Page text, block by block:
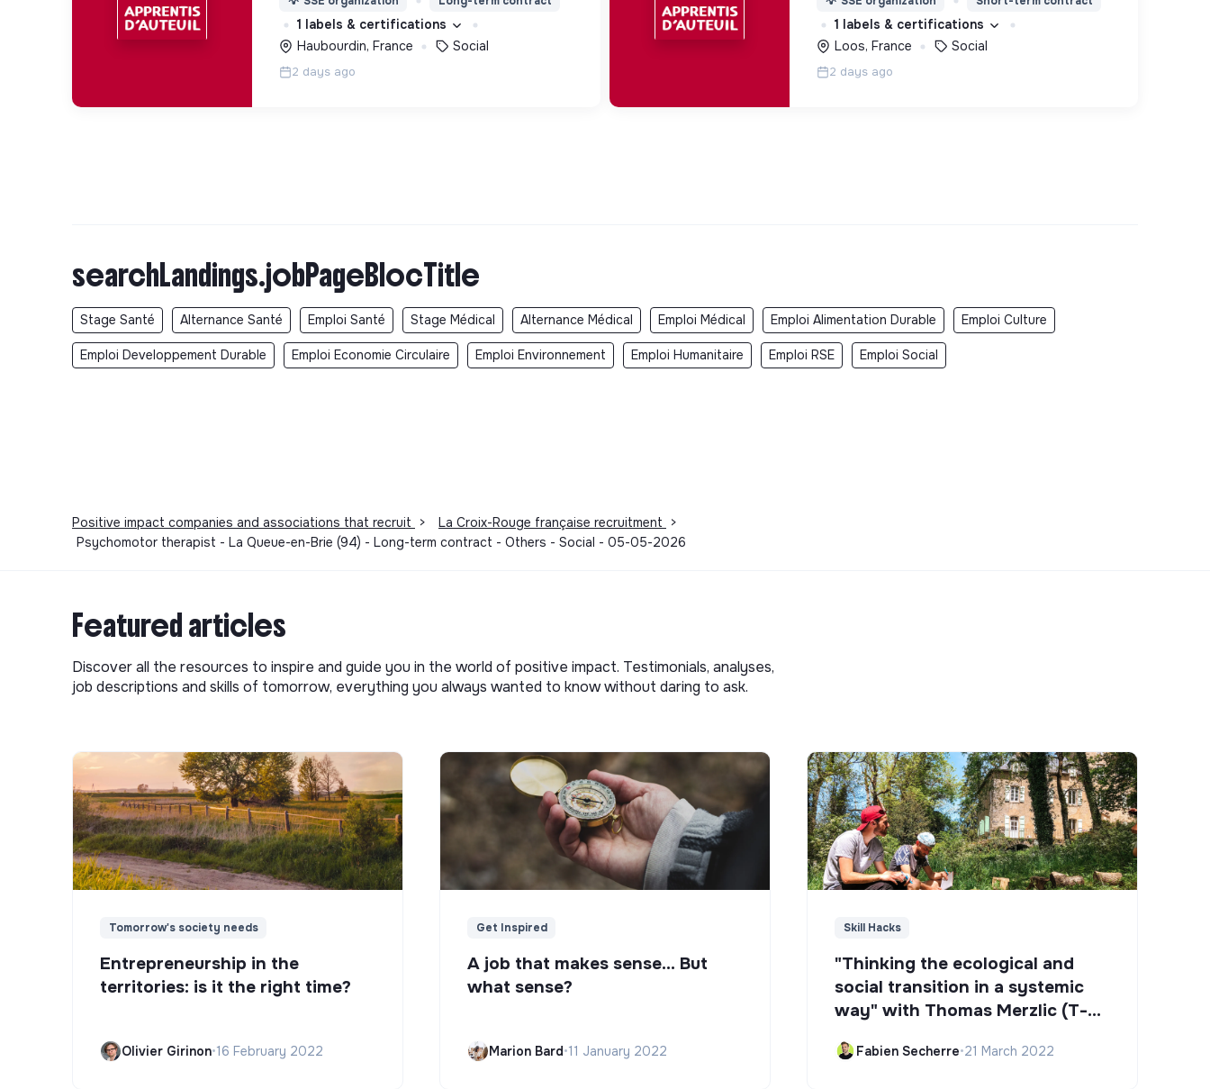
d’insertion pour leur permettre de devenir
des hommes et des femmes debout.
1 labels & certifications
Haubourdin, France
Social
2 days ago
d’insertion pour leur permettre de devenir
des hommes et des femmes debout.
1 labels & certifications
Loos, France
Social
2 days ago
searchLandings.jobPageBlocTitle
Stage Santé Alternance Santé Emploi Santé Stage Médical Alternance Médical Emploi Médical Emploi Alimentation Durable Emploi Culture
Emploi Developpement Durable Emploi Economie Circulaire Emploi Environnement Emploi Humanitaire Emploi RSE Emploi Social
Positive impact companies and associations that recruit > La Croix-Rouge française recruitment
>
Psychomotor therapist - La Queue-en-Brie (94) - Long-term contract - Others - Social - 05-05-2026
Featured articles
Discover all the resources to inspire and guide you in the world of positive impact. Testimonials, analyses,
job descriptions and skills of tomorrow, everything you always wanted to know without daring to ask.
Tomorrow's society needs
Entrepreneurship in the
territories: is it the right time?
Olivier Girinon•16 February 2022
Get Inspired
A job that makes sense... But
what sense?
Marion Bard•11 January 2022
Skill Hacks
"Thinking the ecological and
social transition in a systemic
way" with Thomas Merzlic (T-
Fabien Secherre•21 March 2022